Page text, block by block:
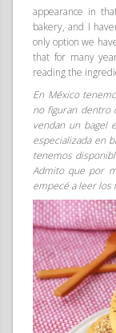
appearance in
bakery, and I
only option we
that for many
reading the
En México
no figuran dentro
vendan un bagel
especializada en
tenemos
Admito que por
empecé a leer los